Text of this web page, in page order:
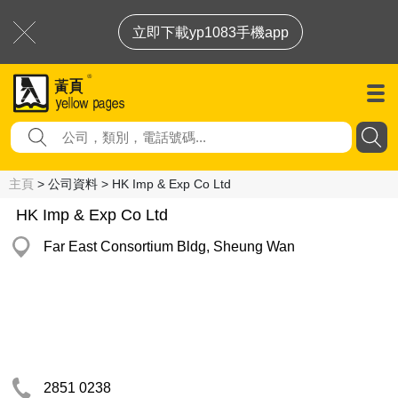
立即下載yp1083手機app
主頁 > 公司資料 > HK Imp & Exp Co Ltd
HK Imp & Exp Co Ltd
Far East Consortium Bldg, Sheung Wan
2851 0238